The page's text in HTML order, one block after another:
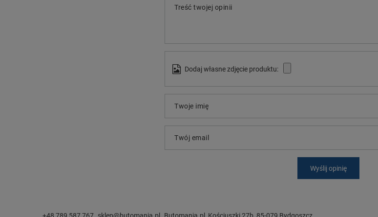
Treść twojej opinii
Dodaj własne zdjęcie produktu:
Twoje imię
Twój email
Wyślij opinię